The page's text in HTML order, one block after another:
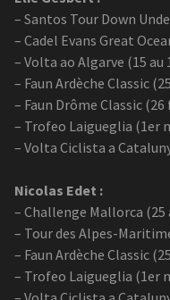
– Santos Tour Down
– Cadel Evans Great
– Volta ao Algarve (15 au
– Faun Ardèche Classic
– Faun Drôme Classic
– Trofeo Laigueglia (1er
– Volta Ciclista a
Nicolas Edet :
– Challenge Mallorca (25
– Tour des Alpes-
– Faun Ardèche Classic
– Trofeo Laigueglia (1er